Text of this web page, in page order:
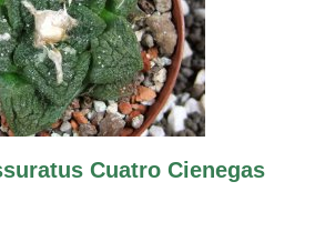
Cuatro Cienegas